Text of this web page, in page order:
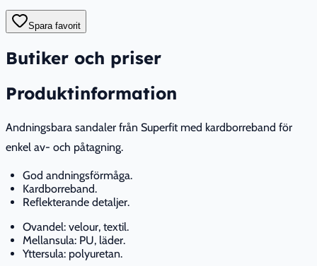
Spara favorit
Butiker och priser
Produktinformation
Andningsbara sandaler från Superfit med kardborreband för
enkel av- och påtagning.
God andningsförmåga.
Kardborreband.
Reflekterande detaljer.
Ovandel: velour, textil.
Mellansula: PU, läder.
Yttersula: polyuretan.